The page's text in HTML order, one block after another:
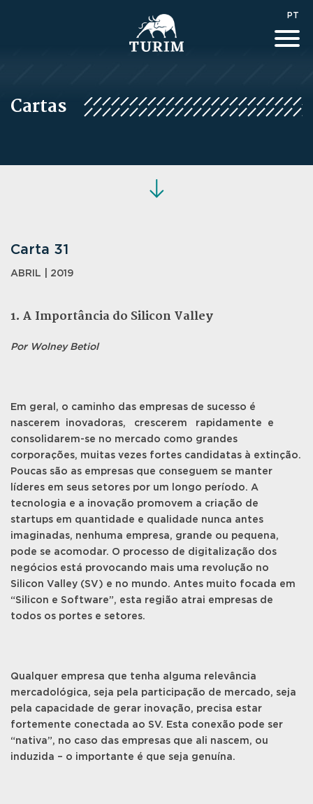
PT
Cartas
Carta 31
ABRIL | 2019
1. A Importância do Silicon Valley
Por Wolney Betiol
Em geral, o caminho das empresas de sucesso é
nascerem inovadoras, crescerem rapidamente e
consolidarem-se no mercado como grandes
corporações, muitas vezes fortes candidatas à extinção.
Poucas são as empresas que conseguem se manter
líderes em seus setores por um longo período. A
tecnologia e a inovação promovem a criação de
startups em quantidade e qualidade nunca antes
imaginadas, nenhuma empresa, grande ou pequena,
pode se acomodar. O processo de digitalização dos
negócios está provocando mais uma revolução no
Silicon Valley (SV) e no mundo. Antes muito focada em
“Silicon e Software”, esta região atrai empresas de
todos os portes e setores.
Qualquer empresa que tenha alguma relevância
mercadológica, seja pela participação de mercado, seja
pela capacidade de gerar inovação, precisa estar
fortemente conectada ao SV. Esta conexão pode ser
“nativa”, no caso das empresas que ali nascem, ou
induzida – o importante é que seja genuína.